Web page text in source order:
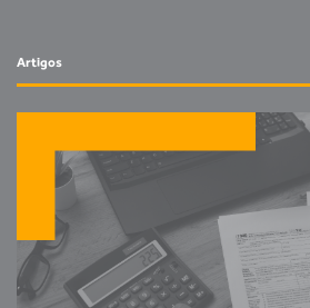
Artigos